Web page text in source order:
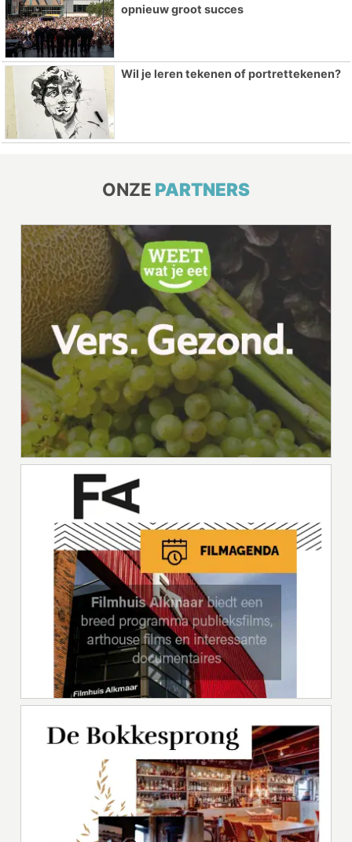
opnieuw groot succes
Wil je leren tekenen of portrettekenen?
ONZE PARTNERS